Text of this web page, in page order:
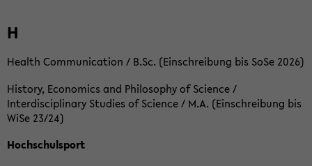
H
Health Communication / B.Sc. (Einschreibung bis SoSe 2026)
History, Economics and Philosophy of Science /
Interdisciplinary Studies of Science / M.A. (Einschreibung bis
WiSe 23/24)
Hochschulsport